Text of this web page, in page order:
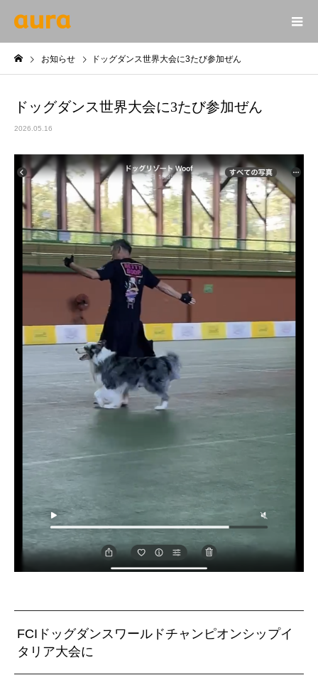
お知らせ ドッグダンス世界大会に3たび参加ぜん
ドッグダンス世界大会に3たび参加ぜん
2026.05.16
FCIドッグダンスワールドチャンピオンシップイ
タリア大会に